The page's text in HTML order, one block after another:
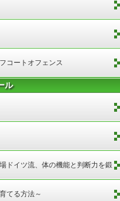
コートオフェンス
ル
ドイツ流、体の機能と判断力を鍛
てる方法～